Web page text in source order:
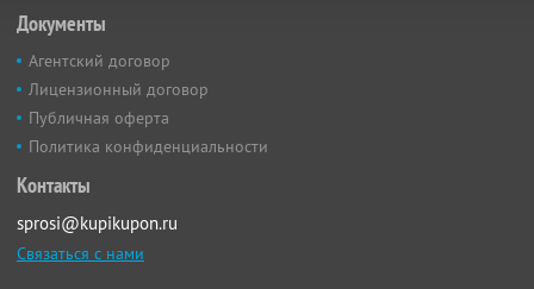
Документы
Агентский договор
Лицензионный договор
Публичная оферта
Политика конфиденциальности
Контакты
sprosi@kupikupon.ru
Связаться с нами